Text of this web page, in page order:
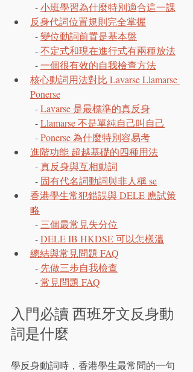
  -
小班學習為什麼特別適合這一課
反身代詞位置規則完全掌握
  -
變位動詞前置是基本盤
  -
不定式和現在進行式有兩種放法
  -
一個很有效的自我檢查方法
核心動詞用法對比 Lavarse Llamarse
Ponerse
  -
Lavarse 是最標準的真反身
  -
Llamarse 不是單純自己叫自己
  -
Ponerse 為什麼特別容易考
進階功能 超越基礎的四種用法
  -
真反身與互相動詞
  -
固有代名詞動詞與非人稱 se
香港學生常犯錯誤與 DELE 應試策
略
  -
三個最常見失分位
  -
DELE IB HKDSE 可以怎樣溫
總結與常見問題 FAQ
  -
先做三步自我檢查
  -
常見問題 FAQ
入門必讀 西班牙文反身動
詞是什麼
學反身動詞時，香港學生最常問的一句